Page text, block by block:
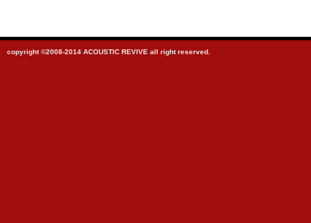
copyright ©2008-2014 ACOUSTIC REVIVE all right reserved.